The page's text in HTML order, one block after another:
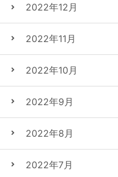
2022年12月
2022年11月
2022年10月
2022年9月
2022年8月
2022年7月